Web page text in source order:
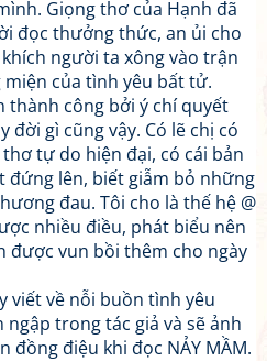
Giọng thơ của Hạnh đã
đọc thưởng thức, an ủi cho
người ta xông vào trận
của tình yêu bất tử.
thành công bởi ý chí quyết
đời gì cũng vậy. Có lẽ chị có
tự do hiện đại, có cái bản
lên, biết giẫm bỏ những
đau. Tôi cho là thế hệ @
nhiều điều, phát biểu nên
được vun bồi thêm cho ngày
viết về nỗi buồn tình yêu
trong tác giả và sẽ ảnh
điệu khi đọc NẢY MẦM.